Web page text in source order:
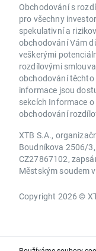
Obchodování s
pro všechny
spekulativní a
obchodování Vám
veškerými
rozdílovými
obchodování
informace jsou
sekcích Informace
obchodování
XTB S.A.,
Boudníkova 2506/3,
CZ27867102,
Městským soudem
Copyright 2026 ©